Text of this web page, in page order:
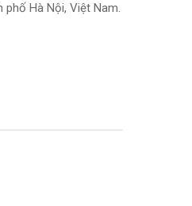
Hà Nội, Việt Nam.